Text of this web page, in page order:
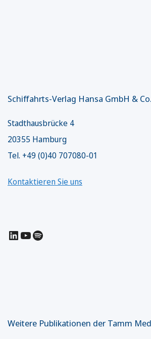
Schiffahrts-Verlag Hansa GmbH &
Stadthausbrücke 4
20355 Hamburg
Tel. +49 (0)40 707080-01
Kontaktieren Sie uns
LinkedIn
YouTube
Spotify
Weitere Publikationen der Tamm